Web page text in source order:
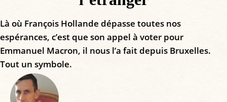
Là où François Hollande dépasse toutes nos
espérances, c’est que son appel à voter pour
Emmanuel Macron, il nous l’a fait depuis Bruxelles.
Tout un symbole.